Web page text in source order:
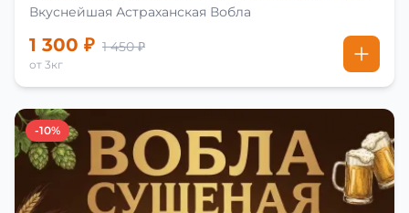
Вкуснейшая Астраханская Вобла
1 300 ₽ 1 450 ₽
от 3кг
-10%